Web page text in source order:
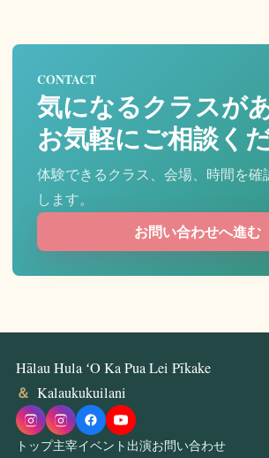
CONTACT
気になるクラスが
お気軽にご相談くだ
体験できるクラス、会場、時間を確
します。
お問い合わせへ進む
Hālau Hula ʻO Ka Pua Lei Pīkake
＆ Kalaukukuilani
トップ主宰イベント出演お問い合わせ